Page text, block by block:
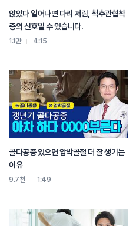
앉았다 일어나면 다리 저림, 척추관협착
증의 신호일 수 있습니다.
1.1만 4:15
골다공증 있으면 압박골절 더 잘 생기는
이유
9.7천 1:49